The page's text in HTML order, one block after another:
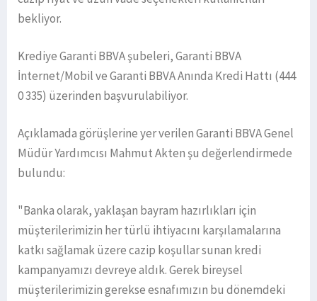
bekliyor.
Krediye Garanti BBVA şubeleri, Garanti BBVA
İnternet/Mobil ve Garanti BBVA Anında Kredi Hattı (444
0 335) üzerinden başvurulabiliyor.
Açıklamada görüşlerine yer verilen Garanti BBVA Genel
Müdür Yardımcısı Mahmut Akten şu değerlendirmede
bulundu:
"Banka olarak, yaklaşan bayram hazırlıkları için
müşterilerimizin her türlü ihtiyacını karşılamalarına
katkı sağlamak üzere cazip koşullar sunan kredi
kampanyamızı devreye aldık. Gerek bireysel
müşterilerimizin gerekse esnafımızın bu dönemdeki